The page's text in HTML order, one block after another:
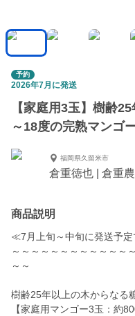
予約
2026年7月に発送
【家庭用3玉】樹齢
～18度の完熟マンゴ
福岡県久留米市
倉重徳也 | 倉重
商品説明
≪7月上旬～中旬に発送予
～～～～～～～～～～～～
～～
樹齢25年以上の木からなる
【家庭用マンゴー3玉：約